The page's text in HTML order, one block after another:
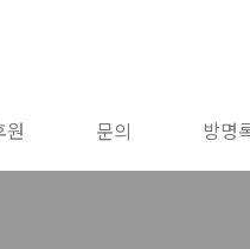
원 문의 방명